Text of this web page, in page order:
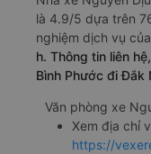
là 4.9/5 dựa trên
nghiệm dịch vụ
h. Thông tin liên
Bình Phước đi Đắk
Văn phòng xe
Xem địa chỉ
https://